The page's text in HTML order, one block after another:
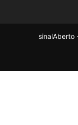
sinalAberto